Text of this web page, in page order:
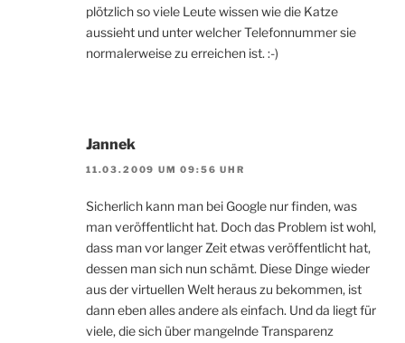
plötzlich so viele Leute wissen wie die Katze
aussieht und unter welcher Telefonnummer sie
normalerweise zu erreichen ist. :-)
Jannek
11.03.2009 UM 09:56 UHR
Sicherlich kann man bei Google nur finden, was
man veröffentlicht hat. Doch das Problem ist wohl,
dass man vor langer Zeit etwas veröffentlicht hat,
dessen man sich nun schämt. Diese Dinge wieder
aus der virtuellen Welt heraus zu bekommen, ist
dann eben alles andere als einfach. Und da liegt für
viele, die sich über mangelnde Transparenz